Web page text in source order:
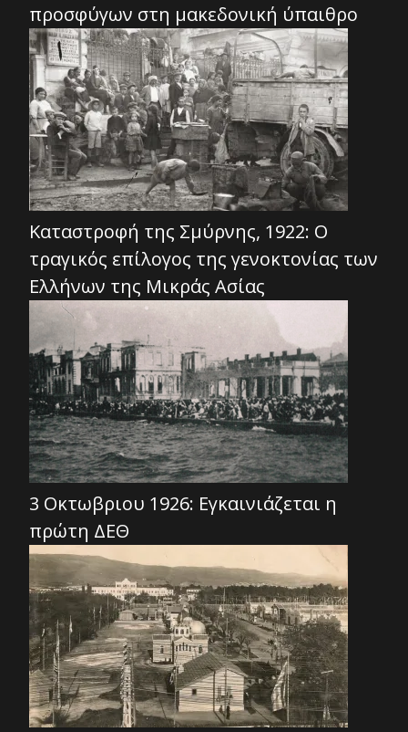
προσφύγων στη μακεδονική ύπαιθρο
Καταστροφή της Σμύρνης, 1922: Ο
τραγικός επίλογος της γενοκτονίας των
Ελλήνων της Μικράς Ασίας
3 Οκτωβριου 1926: Εγκαινιάζεται η
πρώτη ΔΕΘ